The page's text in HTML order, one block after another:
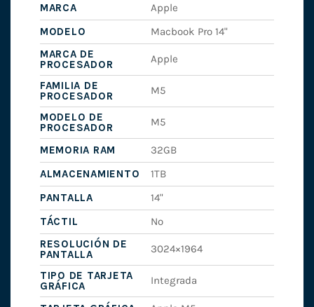
MARCA
Apple
MODELO
Macbook Pro 14"
MARCA DE
PROCESADOR
Apple
FAMILIA DE
PROCESADOR
M5
MODELO DE
PROCESADOR
M5
MEMORIA RAM
32GB
ALMACENAMIENTO
1TB
PANTALLA
14"
TÁCTIL
No
RESOLUCIÓN DE
PANTALLA
3024×1964
TIPO DE TARJETA
GRÁFICA
Integrada